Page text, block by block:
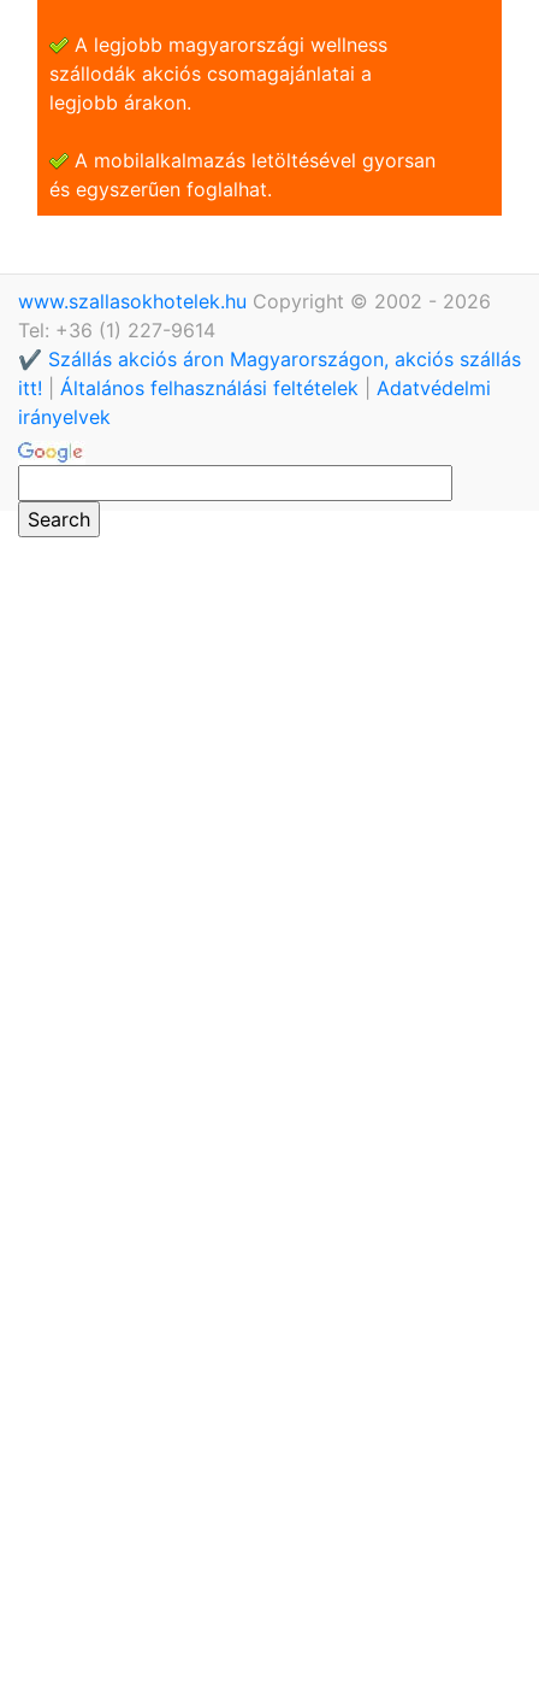
A legjobb magyarországi wellness
szállodák akciós csomagajánlatai a
legjobb árakon.
A mobilalkalmazás letöltésével gyorsan
és egyszerũen foglalhat.
www.szallasokhotelek.hu Copyright © 2002 - 2026
Tel: +36 (1) 227-9614
✔️ Szállás akciós áron Magyarországon, akciós szállás
itt!
Általános felhasználási feltételek
Adatvédelmi
irányelvek